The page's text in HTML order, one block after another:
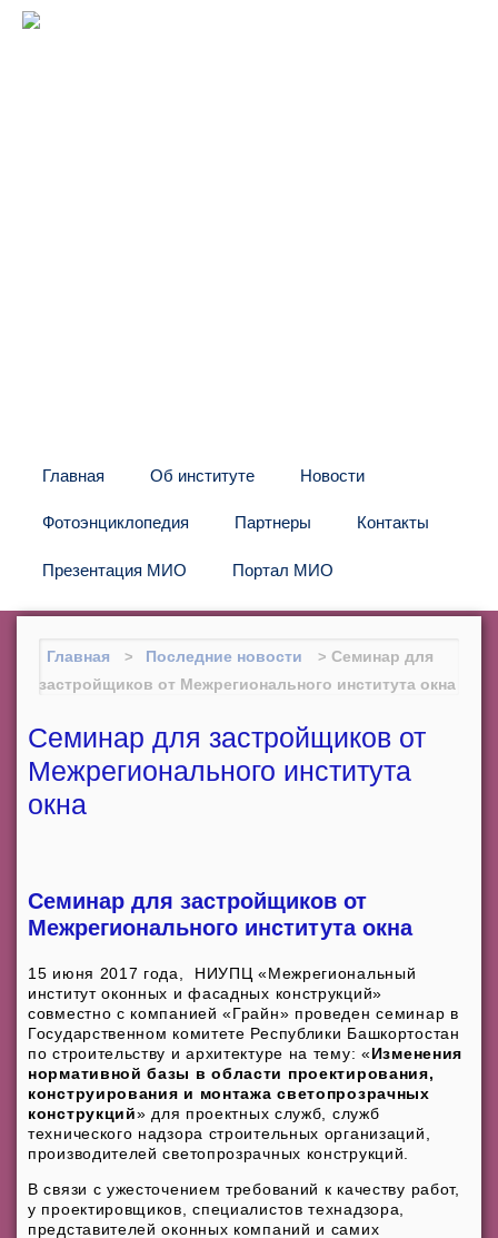
Главная Об институте Новости
Фотоэнциклопедия Партнеры Контакты
Презентация МИО Портал МИО
Главная Последние новости
Семинар для
застройщиков от Межрегионального института окна
Семинар для застройщиков от
Межрегионального института
окна
Семинар для застройщиков от
Межрегионального института окна
15 июня 2017 года, НИУПЦ «Межрегиональный
институт оконных и фасадных конструкций»
совместно с компанией «Грайн» проведен семинар в
Государственном комитете Республики Башкортостан
по строительству и архитектуре на тему: «Изменения
нормативной базы в области проектирования,
конструирования и монтажа светопрозрачных
конструкций» для проектных служб, служб
технического надзора строительных организаций,
производителей светопрозрачных конструкций.
В связи с ужесточением требований к качеству работ,
у проектировщиков, специалистов технадзора,
представителей оконных компаний и самих